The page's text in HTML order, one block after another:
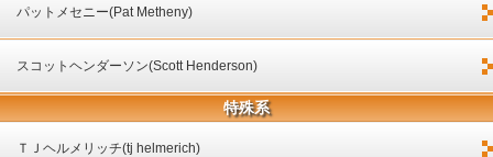
パットメセニー(Pat Metheny)
スコットヘンダーソン(Scott Henderson)
特殊系
ＴＪヘルメリッチ(tj helmerich)